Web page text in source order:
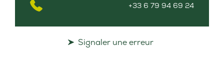
+33 6 79 94 69 24
Signaler une erreur